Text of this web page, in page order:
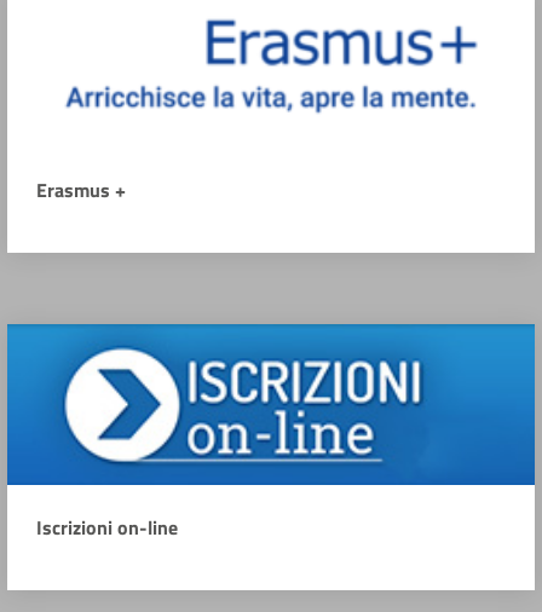
Erasmus +
Iscrizioni on-line